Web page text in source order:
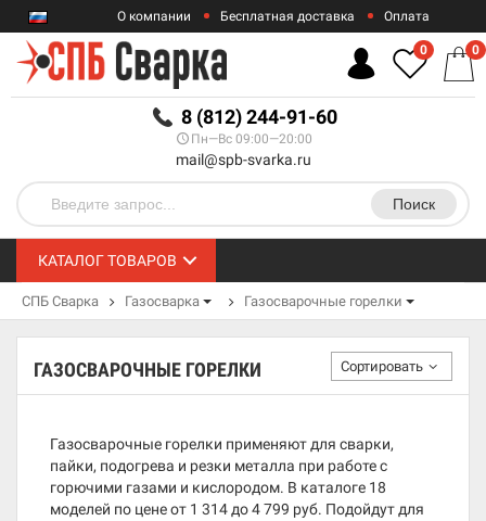
RUB
О компании Бесплатная доставка Оплата
Гарантии
8 (812) 244-91-60
Пн—Вс 09:00—20:00
mail@spb-svarka.ru
Поиск
0 0
КАТАЛОГ ТОВАРОВ
СПБ Сварка Газосварка Газосварочные горелки
ГАЗОСВАРОЧНЫЕ ГОРЕЛКИ Сортировать
Газосварочные горелки применяют для сварки,
пайки, подогрева и резки металла при работе с
горючими газами и кислородом. В каталоге 18
моделей по цене от 1 314 до 4 799 руб. Подойдут для